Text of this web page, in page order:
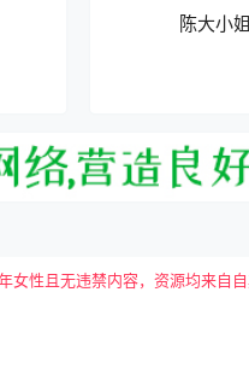
陈大小
女性且无违禁内容，资源均来